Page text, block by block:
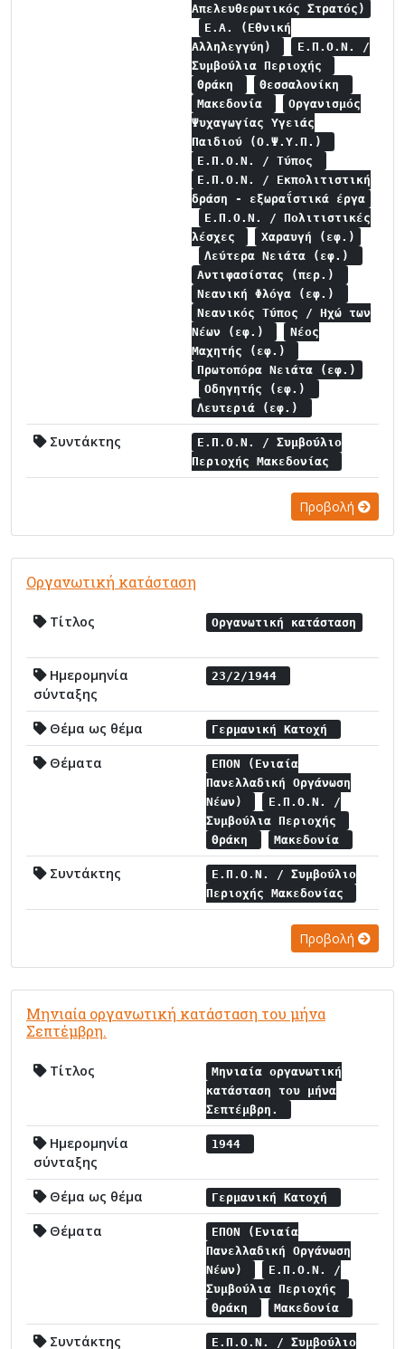
Απελευθερωτικός Στρατός)
Ε.Α. (Εθνική
Αλληλεγγύη)
Ε.Π.Ο.Ν. /
Συμβούλια Περιοχής
Θράκη
Θεσσαλονίκη
Μακεδονία
Οργανισμός
Ψυχαγωγίας Υγειάς
Παιδιού (Ο.Ψ.Υ.Π.)
Ε.Π.Ο.Ν. / Τύπος
Ε.Π.Ο.Ν. / Εκπολιτιστική
δράση - εξωραΐστικά έργα
Ε.Π.Ο.Ν. / Πολιτιστικές
λέσχες
Χαραυγή (εφ.)
Λεύτερα Νειάτα (εφ.)
Αντιφασίστας (περ.)
Νεανική Φλόγα (εφ.)
Νεανικός Τύπος / Ηχώ των
Νέων (εφ.)
Νέος
Μαχητής (εφ.)
Πρωτοπόρα Νειάτα (εφ.)
Οδηγητής (εφ.)
Λευτεριά (εφ.)
Συντάκτης
Ε.Π.Ο.Ν. / Συμβούλιο
Περιοχής Μακεδονίας
Προβολή
Οργανωτική κατάσταση
Τίτλος Οργανωτική κατάσταση
Ημερομηνία
σύνταξης
23/2/1944
Θέμα ως θέμα Γερμανική Κατοχή
Θέματα
ΕΠΟΝ (Ενιαία
Πανελλαδική Οργάνωση
Νέων)
Ε.Π.Ο.Ν. /
Συμβούλια Περιοχής
Θράκη
Μακεδονία
Συντάκτης
Ε.Π.Ο.Ν. / Συμβούλιο
Περιοχής Μακεδονίας
Προβολή
Μηνιαία οργανωτική κατάσταση του μήνα
Σεπτέμβρη.
Τίτλος
Μηνιαία οργανωτική
κατάσταση του μήνα
Σεπτέμβρη.
Ημερομηνία
σύνταξης
1944
Θέμα ως θέμα Γερμανική Κατοχή
Θέματα
ΕΠΟΝ (Ενιαία
Πανελλαδική Οργάνωση
Νέων)
Ε.Π.Ο.Ν. /
Συμβούλια Περιοχής
Θράκη
Μακεδονία
Συντάκτης Ε.Π.Ο.Ν. / Συμβούλιο